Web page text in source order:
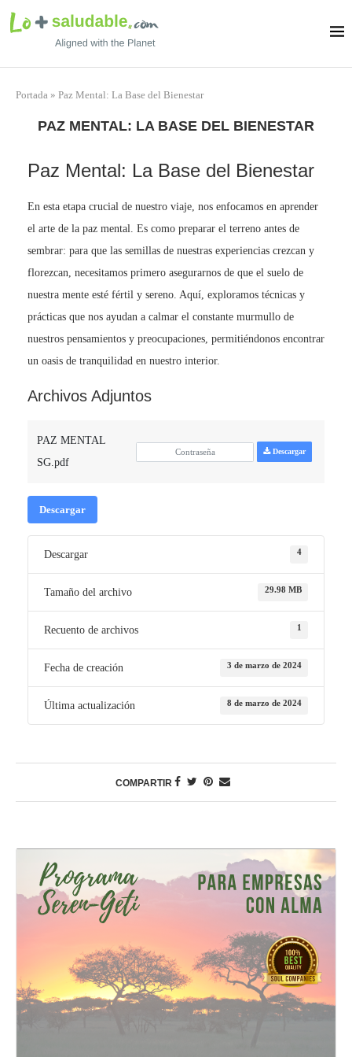
Portada » Paz Mental: La Base del Bienestar
PAZ MENTAL: LA BASE DEL BIENESTAR
Paz Mental: La Base del Bienestar
En esta etapa crucial de nuestro viaje, nos enfocamos en aprender
el arte de la paz mental. Es como preparar el terreno antes de
sembrar: para que las semillas de nuestras experiencias crezcan y
florezcan, necesitamos primero asegurarnos de que el suelo de
nuestra mente esté fértil y sereno. Aquí, exploramos técnicas y
prácticas que nos ayudan a calmar el constante murmullo de
nuestros pensamientos y preocupaciones, permitiéndonos encontrar
un oasis de tranquilidad en nuestro interior.
Archivos Adjuntos
PAZ MENTAL
SG.pdf
Descargar
Descargar
Descargar 4
Tamaño del archivo 29.98 MB
Recuento de archivos 1
Fecha de creación 3 de marzo de 2024
Última actualización 8 de marzo de 2024
COMPARTIR